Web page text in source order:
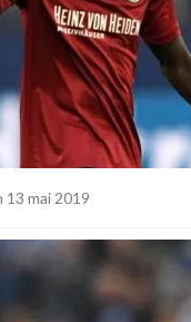
13 mai 2019